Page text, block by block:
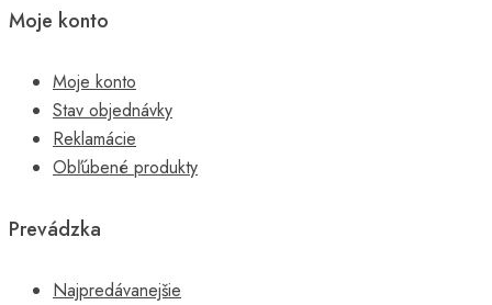
Moje konto
Moje konto
Stav objednávky
Reklamácie
Obľúbené produkty
Prevádzka
Najpredávanejšie